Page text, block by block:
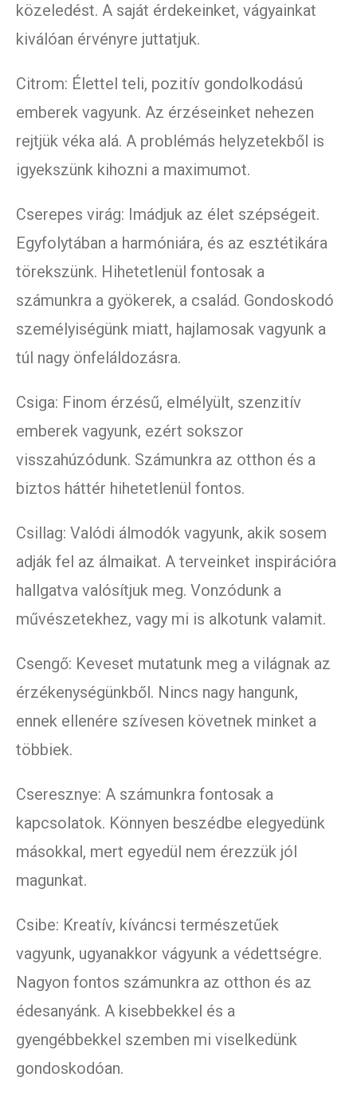
közeledést. A saját érdekeinket, vágyainkat
kiválóan érvényre juttatjuk.
Citrom: Élettel teli, pozitív gondolkodású
emberek vagyunk. Az érzéseinket nehezen
rejtjük véka alá. A problémás helyzetekből is
igyekszünk kihozni a maximumot.
Cserepes virág: Imádjuk az élet szépségeit.
Egyfolytában a harmóniára, és az esztétikára
törekszünk. Hihetetlenül fontosak a
számunkra a gyökerek, a család. Gondoskodó
személyiségünk miatt, hajlamosak vagyunk a
túl nagy önfeláldozásra.
Csiga: Finom érzésű, elmélyült, szenzitív
emberek vagyunk, ezért sokszor
visszahúzódunk. Számunkra az otthon és a
biztos háttér hihetetlenül fontos.
Csillag: Valódi álmodók vagyunk, akik sosem
adják fel az álmaikat. A terveinket inspirációra
hallgatva valósítjuk meg. Vonzódunk a
művészetekhez, vagy mi is alkotunk valamit.
Csengő: Keveset mutatunk meg a világnak az
érzékenységünkből. Nincs nagy hangunk,
ennek ellenére szívesen követnek minket a
többiek.
Cseresznye: A számunkra fontosak a
kapcsolatok. Könnyen beszédbe elegyedünk
másokkal, mert egyedül nem érezzük jól
magunkat.
Csibe: Kreatív, kíváncsi természetűek
vagyunk, ugyanakkor vágyunk a védettségre.
Nagyon fontos számunkra az otthon és az
édesanyánk. A kisebbekkel és a
gyengébbekkel szemben mi viselkedünk
gondoskodóan.